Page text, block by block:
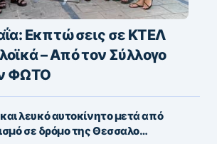
Εκπτώσεις σε ΚΤΕΛ
– Από τον Σύλλογο
ΦΩΤΟ